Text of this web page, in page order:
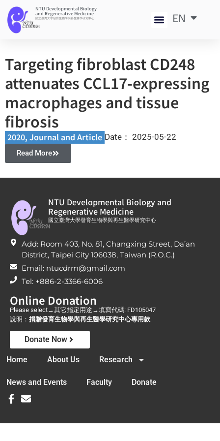
NTU Developmental Biology
and Regenerative Medicine
國立臺灣大學發育生物學與再生醫學研究中心 EN
中
Targeting fibroblast CD248
attenuates CCL17-expressing
macrophages and tissue
fibrosis
2020, Journal and Article​ Date： 2025-05-22
Read More
NTU Developmental Biology and
Regenerative Medicine
國立臺灣大學發育生物學與再生醫學研究中心
Add: Room 403, No. 81, Changxing Street, Da’an
District, Taipei City 106038, Taiwan (R.O.C.)
Email: ntucdrm@gmail.com
Tel: +886-2-3366-6006
Online Donation
Please select→其它指定用途→填寫代碼: FD105047
說明： 捐贈發育生物學與再生醫學研究中心專用款
Donate Now
Home About Us Research
News and Events Faculty Donate